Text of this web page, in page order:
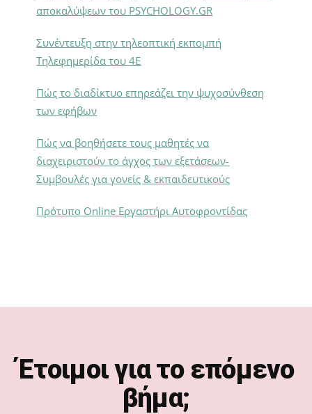
αποκαλύψεων του PSYCHOLOGY.GR
Συνέντευξη στην τηλεοπτική εκπομπή
Τηλεφημερίδα του 4Ε
Πώς το διαδίκτυο επηρεάζει την ψυχοσύνθεση
των εφήβων
Πώς να βοηθήσετε τους μαθητές να
διαχειριστούν το άγχος των εξετάσεων-
Συμβουλές για γονείς & εκπαιδευτικούς
Πρότυπο Online Εργαστήρι Αυτοφροντίδας
Έτοιμοι για το επόμενο
βήμα;